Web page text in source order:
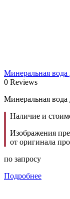
Минеральная вода
0 Reviews
Минеральная вода
Наличие и
Изображения
от оригинала
по запросу
Подробнее